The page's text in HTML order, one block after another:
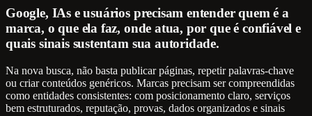
Google, IAs e usuários precisam entender quem é a
marca, o que ela faz, onde atua, por que é confiável e
quais sinais sustentam sua autoridade.
Na nova busca, não basta publicar páginas, repetir palavras-chave
ou criar conteúdos genéricos. Marcas precisam ser compreendidas
como entidades consistentes: com posicionamento claro, serviços
bem estruturados, reputação, provas, dados organizados e sinais